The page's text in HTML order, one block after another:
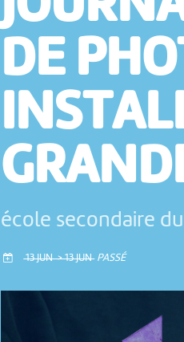
13 JUN > 13 JUN PASSÉ
DE
école secondaire